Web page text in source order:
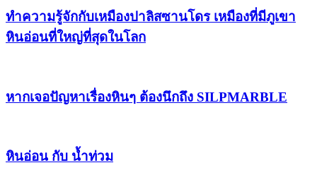
ทำความรู้จักกับเหมืองปาลิสซานโดร เหมืองที่มีภูเขา
หินอ่อนที่ใหญ่ที่สุดในโลก
หากเจอปัญหาเรื่องหินๆ ต้องนึกถึง SILPMARBLE
หินอ่อน กับ น้ำท่วม